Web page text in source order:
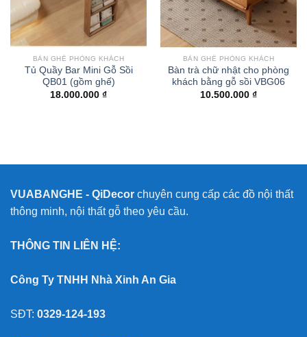
BÀN GHẾ PHÒNG KHÁCH
Tủ Quầy Bar Mini Gỗ Sồi
QB01 (gồm ghế)
18.000.000 ₫
BÀN GHẾ PHÒNG KHÁCH
Bàn trà chữ nhật cho phòng
khách bằng gỗ sồi VBG06
10.500.000 ₫
VUABANGHE - QiDecor chuyên cung cấp các đồ nội thất
thông minh, nội thất gỗ theo yêu cầu.
THÔNG TIN LIÊN HỆ:
Công Ty TNHH Nhà Xinh An Gia
SĐT: 0329-124-193